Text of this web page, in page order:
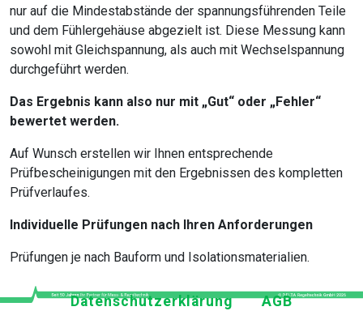
nur auf die Mindestabstände der spannungsführenden Teile
und dem Fühlergehäuse abgezielt ist. Diese Messung kann
sowohl mit Gleichspannung, als auch mit Wechselspannung
durchgeführt werden.
Das Ergebnis kann also nur mit „Gut“ oder „Fehler“
bewertet werden.
Auf Wunsch erstellen wir Ihnen entsprechende
Prüfbescheinigungen mit den Ergebnissen des kompletten
Prüfverlaufes.
Individuelle Prüfungen nach Ihren Anforderungen
Prüfungen je nach Bauform und Isolationsmaterialien.
Datenschutzerklärung
AGB